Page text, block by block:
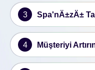
3 Spa'nÄ±zÄ±
4 Müşteriyi